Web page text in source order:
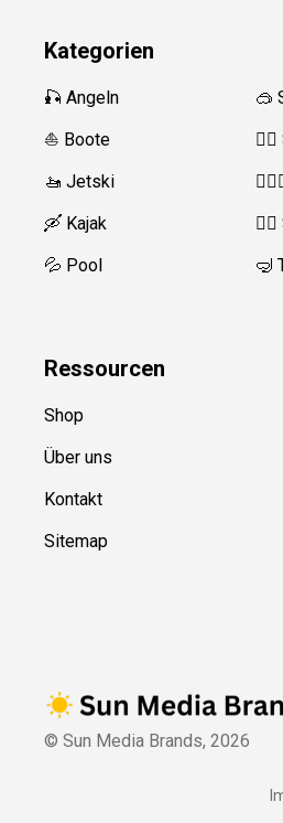
Kategorien
🎣 Angeln
⛵️ Boote
🚤 Jetski
🛶 Kajak
💦 Pool
🥽
🏊‍♂️
🏄‍♂️
🤿
Ressourcen
Shop
Über uns
Kontakt
Sitemap
© Sun Media Brands, 2026